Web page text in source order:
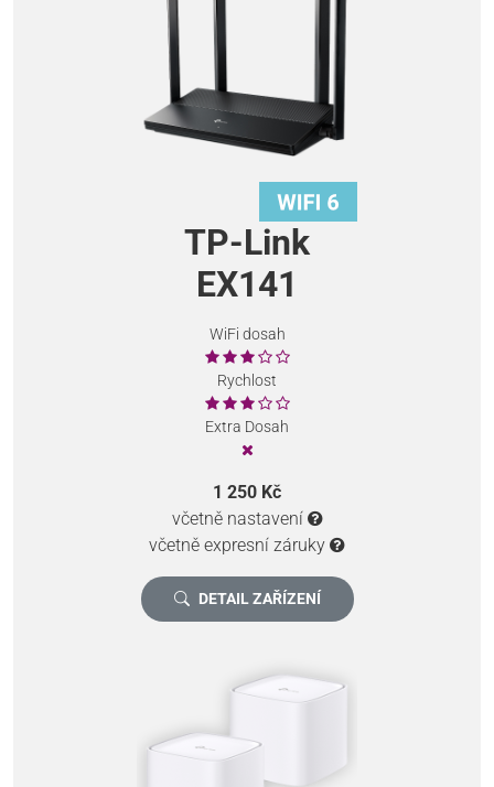
TP-Link
EX141
WiFi dosah
Rychlost
Extra Dosah
1 250 Kč
včetně nastavení
včetně expresní záruky
DETAIL ZAŘÍZENÍ